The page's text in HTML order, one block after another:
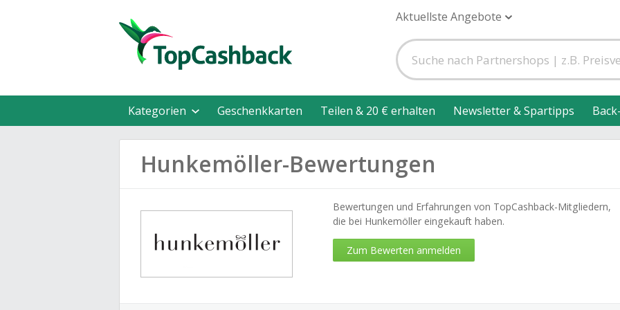
Aktuellste Angebote
Kategorien Geschenkkarten Teilen & 20 € erhalten Newsletter & Spartipps
Hunkemöller-Bewertungen
Bewertungen und Erfahrungen von TopCashback-Mitgliedern,
die bei Hunkemöller eingekauft haben.
Zum Bewerten anmelden